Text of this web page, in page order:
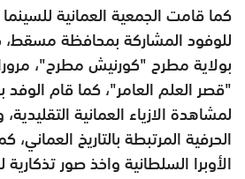
كما قامت الجمعية العمانية
للوفود المشاركة بمحافظة مسقط،
بولاية مطرح "كورنيش مطرح"،
"قصر العلم العامر"، كما قام الوفد
لمشاهدة الازياء العمانية
الحرفية المرتبطة بالتاريخ العماني،
الأوبرا السلطانية واخذ صور